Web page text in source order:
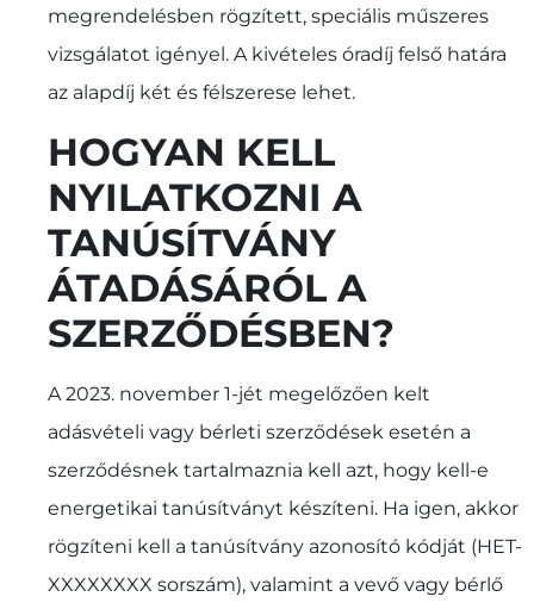
megrendelésben rögzített, speciális műszeres
vizsgálatot igényel. A kivételes óradíj felső határa
az alapdíj két és félszerese lehet.
HOGYAN KELL
NYILATKOZNI A
TANÚSÍTVÁNY
ÁTADÁSÁRÓL A
SZERZŐDÉSBEN?
A 2023. november 1-jét megelőzően kelt
adásvételi vagy bérleti szerződések esetén a
szerződésnek tartalmaznia kell azt, hogy kell-e
energetikai tanúsítványt készíteni. Ha igen, akkor
rögzíteni kell a tanúsítvány azonosító kódját (HET-
XXXXXXXX sorszám), valamint a vevő vagy bérlő